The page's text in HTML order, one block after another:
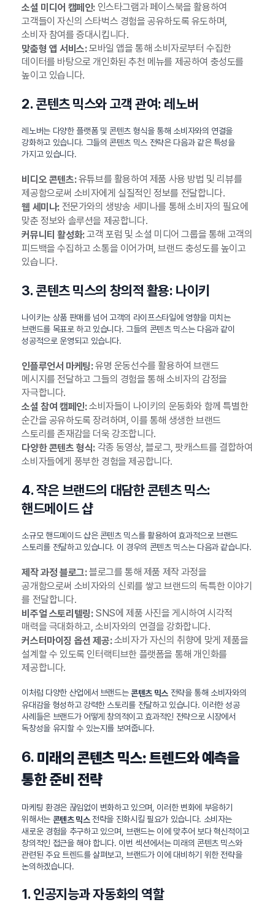
소셜 미디어 캠페인:인스타그램과 페이스북을 활용하여
고객들이 자신의 스타벅스 경험을 공유하도록 유도하며,
소비자 참여를 증대시킵니다.
맞춤형 앱 서비스:모바일 앱을 통해 소비자로부터 수집한
데이터를 바탕으로 개인화된 추천 메뉴를 제공하여 충성도를
높이고 있습니다.
2. 콘텐츠 믹스와 고객 관여: 레노버
레노버는 다양한 플랫폼 및 콘텐츠 형식을 통해 소비자와의 연결을
강화하고 있습니다. 그들의 콘텐츠 믹스 전략은 다음과 같은 특성을
가지고 있습니다.
비디오 콘텐츠:유튜브를 활용하여 제품 사용 방법 및 리뷰를
제공함으로써 소비자에게 실질적인 정보를 전달합니다.
웹 세미나:전문가와의 생방송 세미나를 통해 소비자의 필요에
맞춘 정보와 솔루션을 제공합니다.
커뮤니티 활성화:고객 포럼 및 소셜 미디어 그룹을 통해 고객의
피드백을 수집하고 소통을 이어가며, 브랜드 충성도를 높이고
있습니다.
3. 콘텐츠 믹스의 창의적 활용: 나이키
나이키는 상품 판매를 넘어 고객의 라이프스타일에 영향을 미치는
브랜드를 목표로 하고 있습니다. 그들의 콘텐츠 믹스는 다음과 같이
성공적으로 운영되고 있습니다.
인플루언서 마케팅:유명 운동선수를 활용하여 브랜드
메시지를 전달하고 그들의 경험을 통해 소비자의 감정을
자극합니다.
소셜 참여 캠페인:소비자들이 나이키의 운동화와 함께 특별한
순간을 공유하도록 장려하며, 이를 통해 생생한 브랜드
스토리를 존재감을 더욱 강조합니다.
다양한 콘텐츠 형식:각종 동영상, 블로그, 팟캐스트를 결합하여
소비자들에게 풍부한 경험을 제공합니다.
4. 작은 브랜드의 대담한 콘텐츠 믹스:
핸드메이드 샵
소규모 핸드메이드 샵은 콘텐츠 믹스를 활용하여 효과적으로 브랜드
스토리를 전달하고 있습니다. 이 경우의 콘텐츠 믹스는 다음과 같습니다.
제작 과정 블로그:블로그를 통해 제품 제작 과정을
공개함으로써 소비자와의 신뢰를 쌓고 브랜드의 독특한 이야기
를 전달합니다.
비주얼 스토리텔링:SNS에 제품 사진을 게시하여 시각적
매력을 극대화하고, 소비자와의 연결을 강화합니다.
커스터마이징 옵션 제공:소비자가 자신의 취향에 맞게 제품을
설계할 수 있도록 인터랙티브한 플랫폼을 통해 개인화를
제공합니다.
이처럼 다양한 산업에서 브랜드는콘텐츠 믹스전략을 통해 소비자와의
유대감을 형성하고 강력한 스토리를 전달하고 있습니다. 이러한 성공
사례들은 브랜드가 어떻게 창의적이고 효과적인 전략으로 시장에서
독창성을 유지할 수 있는지를 보여줍니다.
6. 미래의 콘텐츠 믹스: 트렌드와 예측을
통한 준비 전략
마케팅 환경은 끊임없이 변화하고 있으며, 이러한 변화에 부응하기
위해서는 콘텐츠 믹스전략을 진화시킬 필요가 있습니다. 소비자는
새로운 경험을 추구하고 있으며, 브랜드는 이에 맞추어 보다 혁신적이고
창의적인 접근을 해야 합니다. 이번 섹션에서는 미래의 콘텐츠 믹스와
관련된 주요 트렌드를 살펴보고, 브랜드가 이에 대비하기 위한 전략을
논의하겠습니다.
1. 인공지능과 자동화의 역할